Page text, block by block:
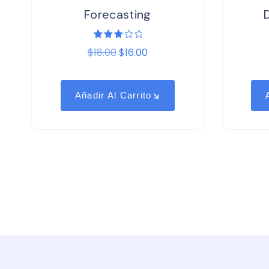
Forecasting
3.00
sobre
puntuación
de
cliente
$18.00$16.00
Añadir Al Carrito